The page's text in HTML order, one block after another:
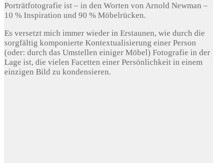
Porträtfotografie ist – in den Worten von Arnold Newman –
10 % Inspiration und 90 % Möbelrücken.
Es versetzt mich immer wieder in Erstaunen, wie durch die
sorgfältig komponierte Kontextualisierung einer Person
(oder: durch das Umstellen einiger Möbel) Fotografie in der
Lage ist, die vielen Facetten einer Persönlichkeit in einem
einzigen Bild zu kondensieren.